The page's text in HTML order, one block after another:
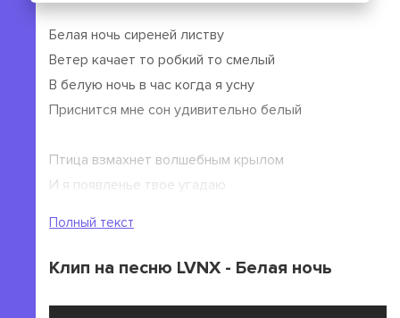
Белая ночь сиреней листву
Ветер качает то робкий то смелый
В белую ночь в час когда я усну
Приснится мне сон удивительно белый
Птица взмахнет волшебным крылом
И я появленье твое угадаю
Ветер гадает на юной листве
Полный текст
Клип на песню LVNX - Белая ночь